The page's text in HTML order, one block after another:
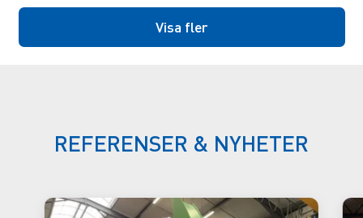
Visa fler
REFERENSER & NYHETER